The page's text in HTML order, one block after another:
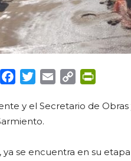
Messenger
FacebookTwitterEmail Copy
y el Secretario de
ya se encuentra en su